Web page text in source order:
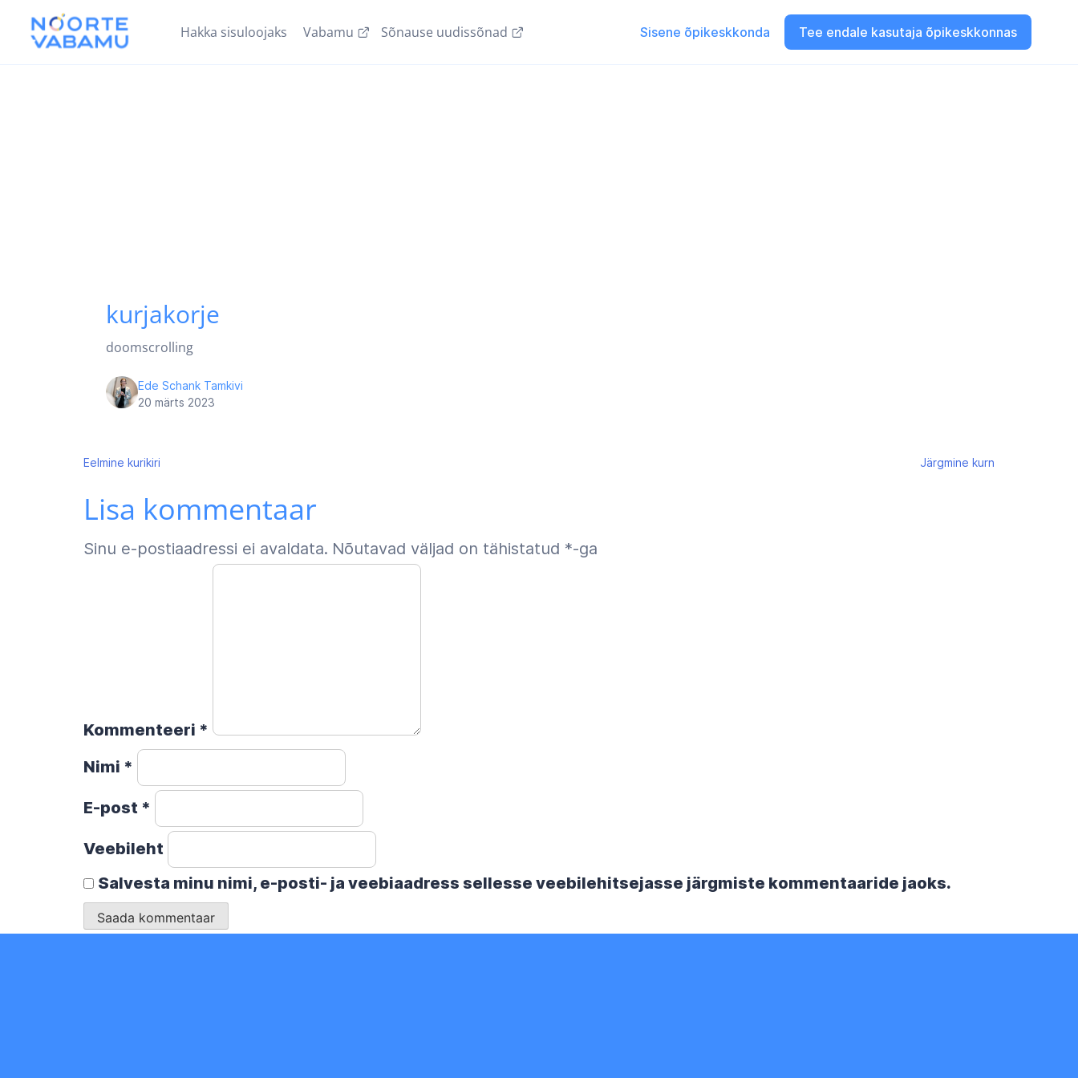
Hakka sisuloojaks Vabamu Sõnause uudissõnad Sisene õpikeskkonda Tee endale kasutaja õpikeskkonnas
kurjakorje
doomscrolling
Ede Schank Tamkivi
20 märts 2023
Navigeerimine
Eelmine kurikiri Järgmine kurn
Lisa kommentaar
Sinu e-postiaadressi ei avaldata. Nõutavad väljad on tähistatud *-ga
Kommenteeri *
Nimi *
E-post *
Veebileht
Salvesta minu nimi, e-posti- ja veebiaadress sellesse veebilehitsejasse järgmiste kommentaaride jaoks.